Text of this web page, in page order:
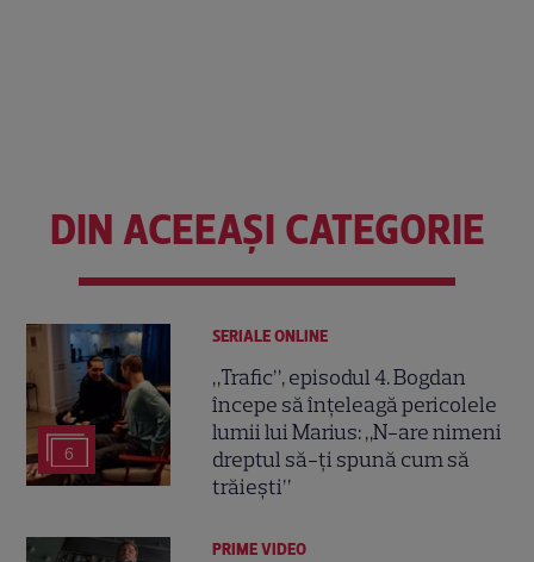
DIN ACEEAȘI CATEGORIE
6
SERIALE ONLINE
„Trafic”, episodul 4. Bogdan
începe să înțeleagă pericolele
lumii lui Marius: „N-are nimeni
dreptul să-ți spună cum să
trăiești”
PRIME VIDEO